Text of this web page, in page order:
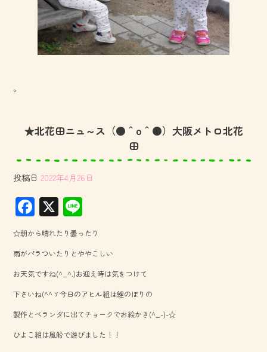
。
★北花田ニュ～ス（●＾o＾●）大阪メトロ北花
田
投稿日 2022年4月26日
F
ac
e
b
o
ok
X
ne
☆朝から晴れたり曇ったり
雨がパラついたりとややこしい
お天気ですね(^_^.)お迎え時は気をつけて
下さいね(^^ゞ今日のアヒル組は鯉のぼりの
製作とベランダに出てチョークでお絵かき(^_-)-☆
ひよこ組は風船で遊びました！！